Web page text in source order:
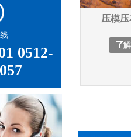
0512-
压模